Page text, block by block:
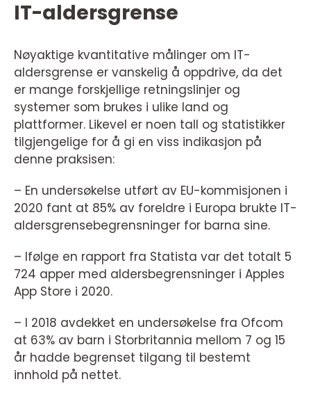
IT-aldersgrense
Nøyaktige kvantitative målinger om IT-
aldersgrense er vanskelig å oppdrive, da det
er mange forskjellige retningslinjer og
systemer som brukes i ulike land og
plattformer. Likevel er noen tall og statistikker
tilgjengelige for å gi en viss indikasjon på
denne praksisen:
– En undersøkelse utført av EU-kommisjonen i
2020 fant at 85% av foreldre i Europa brukte IT-
aldersgrensebegrensninger for barna sine.
– Ifølge en rapport fra Statista var det totalt 5
724 apper med aldersbegrensninger i Apples
App Store i 2020.
– I 2018 avdekket en undersøkelse fra Ofcom
at 63% av barn i Storbritannia mellom 7 og 15
år hadde begrenset tilgang til bestemt
innhold på nettet.